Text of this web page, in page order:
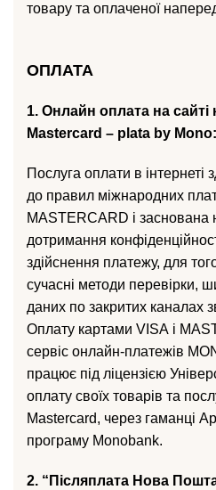
товару та оплаченої
ОПЛАТА
1. Онлайн оплата на сайті
Mastercard – plata by Mono:
Послуга оплати в інтернеті
до правил міжнародних
MASTERCARD і заснована
дотримання
здійснення платежу, для
сучасні методи перевірки,
даних по закритих каналах
Оплату картами VISА і
сервіс онлайн-платежів
працює під ліцензією
оплату своїх товарів та
Mastercard, через гаманці
програму Monobank.
2. “Післяплата Нова